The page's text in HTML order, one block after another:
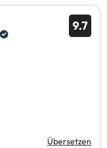
9.7
Übersetzen